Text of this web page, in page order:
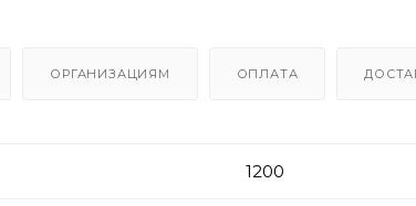
ОРГАНИЗАЦИЯМ ОПЛАТА
1200